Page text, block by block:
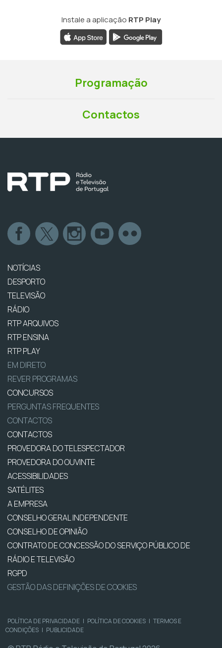
Instale a aplicação RTP Play
Programação
Contactos
NOTÍCIAS
DESPORTO
TELEVISÃO
RÁDIO
RTP ARQUIVOS
RTP ENSINA
RTP PLAY
EM DIRETO
REVER PROGRAMAS
CONCURSOS
PERGUNTAS FREQUENTES
CONTACTOS
CONTACTOS
PROVEDORA DO TELESPECTADOR
PROVEDORA DO OUVINTE
ACESSIBILIDADES
SATÉLITES
A EMPRESA
CONSELHO GERAL INDEPENDENTE
CONSELHO DE OPINIÃO
CONTRATO DE CONCESSÃO DO SERVIÇO PÚBLICO DE
RÁDIO E TELEVISÃO
RGPD
GESTÃO DAS DEFINIÇÕES DE COOKIES
POLÍTICA DE PRIVACIDADE | POLÍTICA DE COOKIES | TERMOS E
CONDIÇÕES | PUBLICIDADE